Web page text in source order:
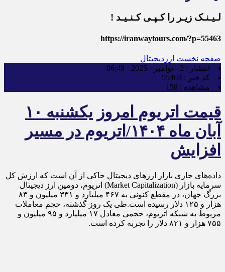
لـیـنـک زیـر را کـپـی کـنـیـد !
https://iranwaytours.com/?p=55463
صفحه نخست ارزدیجیتال
انتشار : 2 - نوامبر - 2025 - 06:49
کد خبر : 55463
مشاهده : 158
قیمت اتریوم امروز یکشنبه ۱۰
آبان ماه ۱۴۰۴/اتریوم در مسیر
افزایش
داده‌های جاری بازار ارزهای دیجیتال حاکی از آن است که ارزش کل
سرمایه بازار (Market Capitalization) اتریوم، دومین ارز دیجیتال
بزرگ جهان، در مقطع کنونی به ۴۶۷ میلیارد و ۳۳۱ میلیون و ۸۳
هزار و ۱۲۵ دلار رسیده است.طی یک روز گذشته، حجم معاملات
مربوط به شبکه اتریوم، حجمی معادل ۱۷ میلیارد و ۹۵ میلیون و
۷۵۵ هزار و ۸۲۱ دلار را تجربه کرده است.